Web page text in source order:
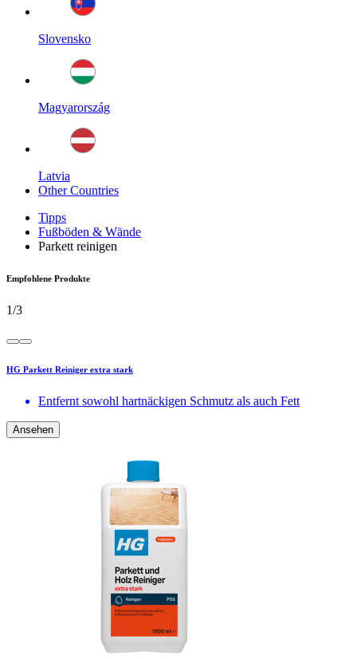
Slovensko
Magyarország
Latvia
Other Countries
Tipps
Fußböden & Wände
Parkett reinigen
Empfohlene Produkte
1/3
HG Parkett Reiniger extra stark
Entfernt sowohl hartnäckigen Schmutz als auch Fett
Ansehen